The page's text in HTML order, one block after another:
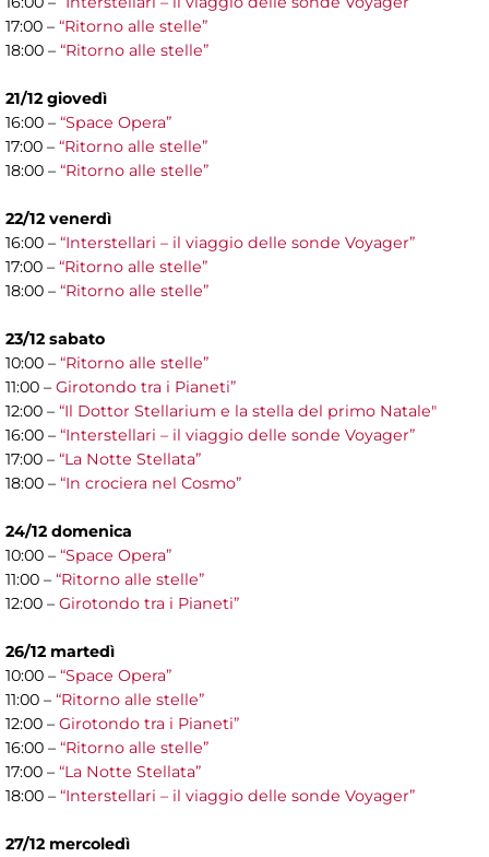
17:00 – “Ritorno alle stelle”
18:00 – “Ritorno alle stelle”
21/12 giovedì
16:00 – “Space Opera”
17:00 – “Ritorno alle stelle”
18:00 – “Ritorno alle stelle”
22/12 venerdì
16:00 – “Interstellari – il viaggio delle sonde Voyager”
17:00 – “Ritorno alle stelle”
18:00 – “Ritorno alle stelle”
23/12 sabato
10:00 – “Ritorno alle stelle”
11:00 – Girotondo tra i Pianeti”
12:00 – “Il Dottor Stellarium e la stella del primo Natale"
16:00 – “Interstellari – il viaggio delle sonde Voyager”
17:00 – “La Notte Stellata”
18:00 – “In crociera nel Cosmo”
24/12 domenica
10:00 – “Space Opera”
11:00 – “Ritorno alle stelle”
12:00 – Girotondo tra i Pianeti”
26/12 martedì
10:00 – “Space Opera”
11:00 – “Ritorno alle stelle”
12:00 – Girotondo tra i Pianeti”
16:00 – “Ritorno alle stelle”
17:00 – “La Notte Stellata”
18:00 – “Interstellari – il viaggio delle sonde Voyager”
27/12 mercoledì